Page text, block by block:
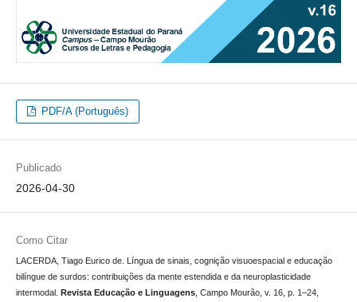
PDF/A (Português)
Publicado
2026-04-30
Como Citar
LACERDA, Tiago Eurico de. Língua de sinais, cognição visuoespacial e educação
bilíngue de surdos: contribuições da mente estendida e da neuroplasticidade
intermodal. Revista Educação e Linguagens, Campo Mourão, v. 16, p. 1–24,